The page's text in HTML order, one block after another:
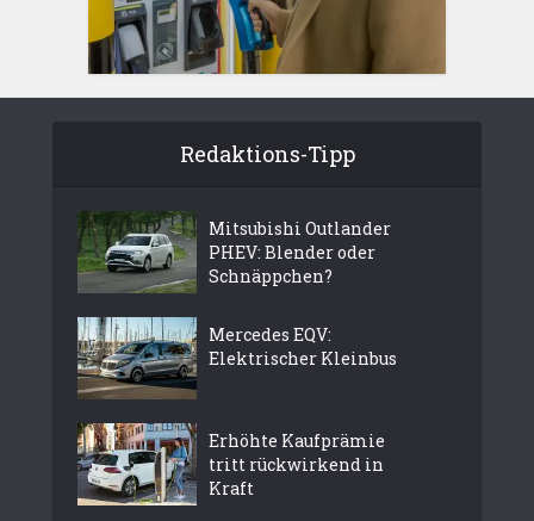
Redaktions-Tipp
Mitsubishi Outlander
PHEV: Blender oder
Schnäppchen?
Mercedes EQV:
Elektrischer Kleinbus
Erhöhte Kaufprämie
tritt rückwirkend in
Kraft